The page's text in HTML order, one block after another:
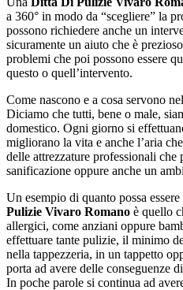
a 360° in modo da “scegliere” la
possono richiedere anche un
sicuramente un aiuto che è
problemi che poi possono essere
questo o quell’intervento.
Come nascono e a cosa servono
Diciamo che tutti, bene o male,
domestico. Ogni giorno si
migliorano la vita e anche l’aria
delle attrezzature professionali che
sanificazione oppure anche un
Un esempio di quanto possa
Pulizie Vivaro Romano è quello
allergici, come anziani oppure
effettuare tante pulizie, il minimo
nella tappezzeria, in un tappetto
porta ad avere delle conseguenze
In poche parole si continua ad